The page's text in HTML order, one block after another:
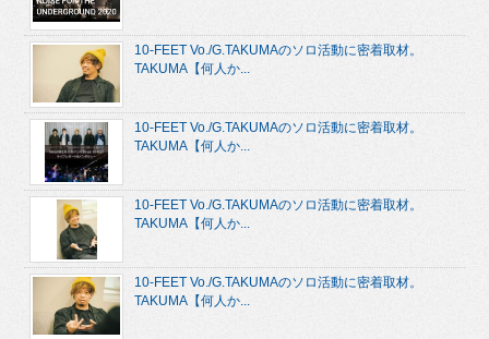
10-FEET Vo./G.TAKUMAのソロ活動に密着取材。
TAKUMA【何人か...
10-FEET Vo./G.TAKUMAのソロ活動に密着取材。
TAKUMA【何人か...
10-FEET Vo./G.TAKUMAのソロ活動に密着取材。
TAKUMA【何人か...
10-FEET Vo./G.TAKUMAのソロ活動に密着取材。
TAKUMA【何人か...